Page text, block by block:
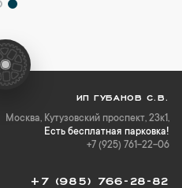
ИП ГУБАНОВ С.В.
Москва, Кутузовский проспект, 23к1,
Есть бесплатная парковка!
+7 (925) 761-22-06
+7 (985) 766-28-82